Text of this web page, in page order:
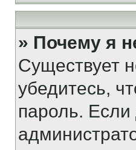
» Почему я
Существует
убедитесь,
пароль.